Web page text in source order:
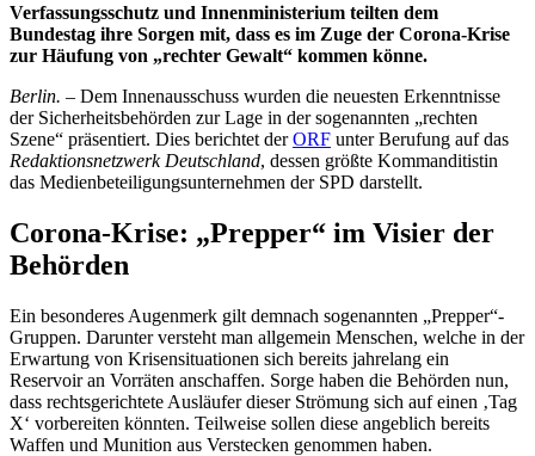
Verfassungsschutz und Innenministerium teilten dem
Bundestag ihre Sorgen mit, dass es im Zuge der Corona-Krise
zur Häufung von „rechter Gewalt“ kommen könne.
Berlin. – Dem Innenausschuss wurden die neuesten Erkenntnisse
der Sicherheitsbehörden zur Lage in der sogenannten „rechten
Szene“ präsentiert. Dies berichtet derORF unter Berufung auf das
Redaktionsnetzwerk Deutschland, dessen größte Kommanditistin
das Medienbeteiligungsunternehmen der SPD darstellt.
Corona-Krise: „Prepper“ im Visier der
Behörden
Ein besonderes Augenmerk gilt demnach sogenannten „Prepper“-
Gruppen. Darunter versteht man allgemein Menschen, welche in der
Erwartung von Krisensituationen sich bereits jahrelang ein
Reservoir an Vorräten anschaffen. Sorge haben die Behörden nun,
dass rechtsgerichtete Ausläufer dieser Strömung sich auf einen ‚Tag
X‘ vorbereiten könnten. Teilweise sollen diese angeblich bereits
Waffen und Munition aus Verstecken genommen haben.